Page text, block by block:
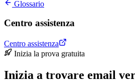
Glossario
Centro assistenza
Centro assistenza
Inizia la prova gratuita
Inizia a trovare email